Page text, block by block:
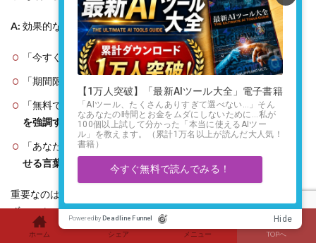
A: 効果的な行動喚起の表現には以下のようなものがあります：
「今すぐクリック」「詳細を確認」など、明確で簡潔な指示
「期間限定」「先着〇名様」など、
「無料でダウンロード」「今だけの特別価格」など、メリット
を強調する表現
「あなたの成功への第一歩」など、
せる言葉
重要なのは、視聴者に
ず、スムーズに次のステップへ導くよう心がけてください。
ホーム シェア メニュー TOPへ